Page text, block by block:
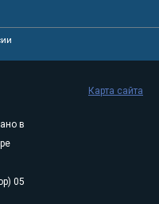
в
05
Карта сайта